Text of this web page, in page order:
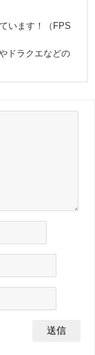
います！（FPS
ドラクエなどの